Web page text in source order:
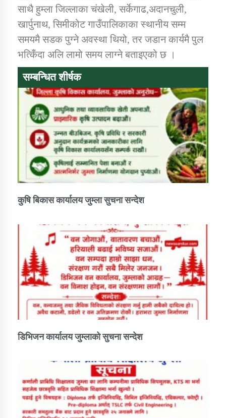
तातोपानी गाउँपालिका जुम्लाको सूचना
साथै हुम्ला जिल्लाका चंखेली, सर्केगाढ,अदानचुली,
खार्पुनाथ, सिमीकोट गाउँपालिकाका स्थानीय सम्म
समयमै सडक पुग्ने अवस्था थियो, तर जडान कार्यमै पुल
भत्किँदा अलि लामो समय लाग्ने बताइएको छ ।
सम्बन्धित शीर्षक
कुषि बिकास कार्यालय जुम्ला सुचना सन्देश
डिभिजन कार्यालय जुम्लाको सुचना सन्देश